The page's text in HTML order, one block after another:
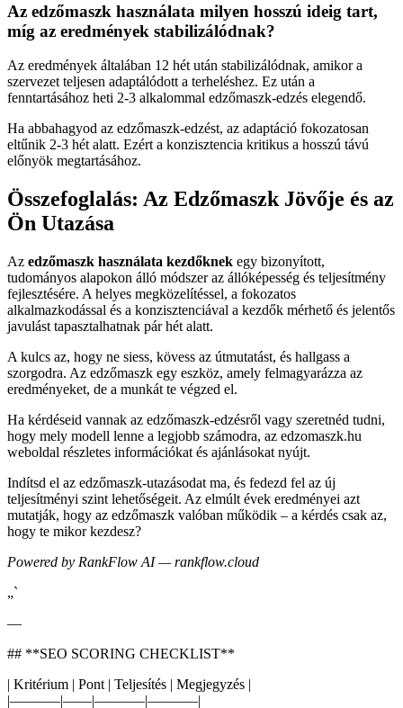
Az edzőmaszk használata milyen hosszú ideig tart,
míg az eredmények stabilizálódnak?
Az eredmények általában 12 hét után stabilizálódnak, amikor a
szervezet teljesen adaptálódott a terheléshez. Ez után a
fenntartásához heti 2-3 alkalommal edzőmaszk-edzés elegendő.
Ha abbahagyod az edzőmaszk-edzést, az adaptáció fokozatosan
eltűnik 2-3 hét alatt. Ezért a konzisztencia kritikus a hosszú távú
előnyök megtartásához.
Összefoglalás: Az Edzőmaszk Jövője és az
Ön Utazása
Az edzőmaszk használata kezdőknek egy bizonyított,
tudományos alapokon álló módszer az állóképesség és teljesítmény
fejlesztésére. A helyes megközelítéssel, a fokozatos
alkalmazkodással és a konzisztenciával a kezdők mérhető és jelentős
javulást tapasztalhatnak pár hét alatt.
A kulcs az, hogy ne siess, kövess az útmutatást, és hallgass a
szorgodra. Az edzőmaszk egy eszköz, amely felmagyarázza az
eredményeket, de a munkát te végzed el.
Ha kérdéseid vannak az edzőmaszk-edzésről vagy szeretnéd tudni,
hogy mely modell lenne a legjobb számodra, az edzomaszk.hu
weboldal részletes információkat és ajánlásokat nyújt.
Indítsd el az edzőmaszk-utazásodat ma, és fedezd fel az új
teljesítményi szint lehetőségeit. Az elmúlt évek eredményei azt
mutatják, hogy az edzőmaszk valóban működik – a kérdés csak az,
hogy te mikor kezdesz?
Powered by RankFlow AI — rankflow.cloud
„`
—
## **SEO SCORING CHECKLIST**
| Kritérium | Pont | Teljesítés | Megjegyzés |
|———–|——|———–|———–|